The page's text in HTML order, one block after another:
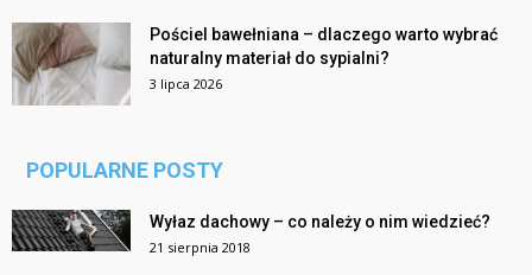
Pościel bawełniana – dlaczego warto wybrać
naturalny materiał do sypialni?
3 lipca 2026
POPULARNE POSTY
Wyłaz dachowy – co należy o nim wiedzieć?
21 sierpnia 2018